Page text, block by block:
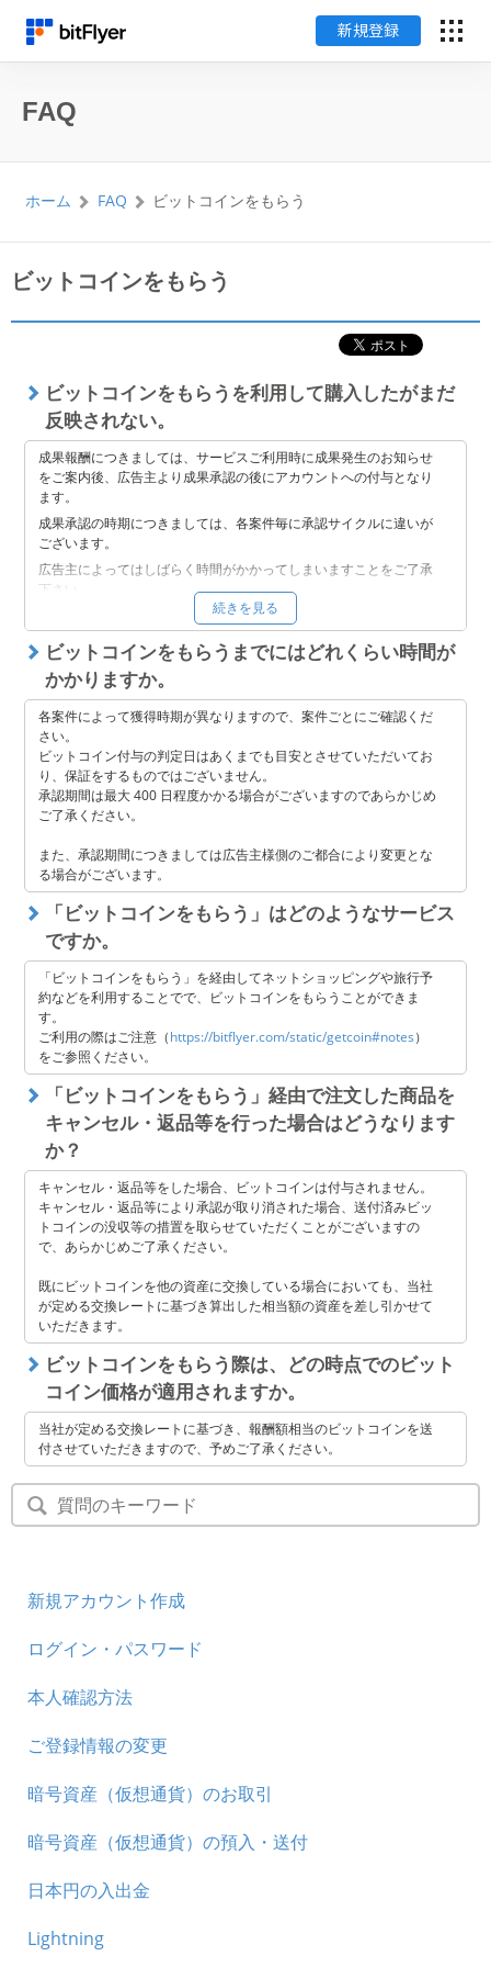
新規登録
暗号資産のはじめ方
チャート・相場
料金
セキュリティ
サポート
新規登録
FAQ
ホーム FAQ ビットコインをもらう
ビットコインをもらう
ビットコインをもらうを利用して購入したがまだ
反映されない。
成果報酬につきましては、サービスご利用時に成果発生のお知らせ
をご案内後、広告主より成果承認の後にアカウントへの付与となり
ます。
成果承認の時期につきましては、各案件毎に承認サイクルに違いが
ございます。
広告主によってはしばらく時間がかかってしまいますことをご了承
下さい。
※条件達成以外の別途手続きは不要でございます。
承認時期の目安につきましてはビットコインをもらう画面にて、ご
利用頂いたサービスをご確認ください。
承認後、アカウントへの付与が完了しますとお取引レポートならび
に資産状況にてご確認いただけます。
続きを見る
ビットコインをもらうまでにはどれくらい時間が
かかりますか。
各案件によって獲得時期が異なりますので、案件ごとにご確認くだ
さい。
ビットコイン付与の判定日はあくまでも目安とさせていただいてお
り、保証をするものではございません。
承認期間は最大 400 日程度かかる場合がございますのであらかじめ
ご了承ください。
また、承認期間につきましては広告主様側のご都合により変更とな
る場合がございます。
「ビットコインをもらう」はどのようなサービス
ですか。
「ビットコインをもらう」を経由してネットショッピングや旅行予
約などを利用することでで、ビットコインをもらうことができま
す。
ご利用の際はご注意（https://bitflyer.com/static/getcoin#notes）
をご参照ください。
「ビットコインをもらう」経由で注文した商品を
キャンセル・返品等を行った場合はどうなります
か？
キャンセル・返品等をした場合、ビットコインは付与されません。
キャンセル・返品等により承認が取り消された場合、送付済みビッ
トコインの没収等の措置を取らせていただくことがございますの
で、あらかじめご了承ください。
既にビットコインを他の資産に交換している場合においても、当社
が定める交換レートに基づき算出した相当額の資産を差し引かせて
いただきます。
ビットコインをもらう際は、どの時点でのビット
コイン価格が適用されますか。
当社が定める交換レートに基づき、報酬額相当のビットコインを送
付させていただきますので、予めご了承ください。
新規アカウント作成
ログイン・パスワード
本人確認方法
ご登録情報の変更
暗号資産（仮想通貨）のお取引
暗号資産（仮想通貨）の預入・送付
日本円の入出金
Lightning